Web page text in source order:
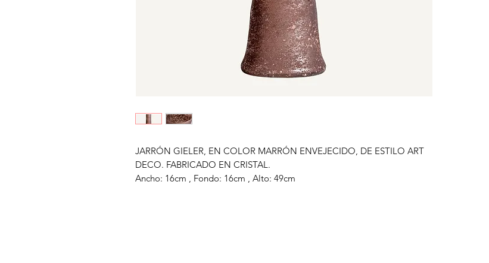
JARRÓN GIELER, EN COLOR MARRÓN ENVEJECIDO, DE ESTILO ART
DECO. FABRICADO EN CRISTAL.
Ancho: 16cm , Fondo: 16cm , Alto: 49cm